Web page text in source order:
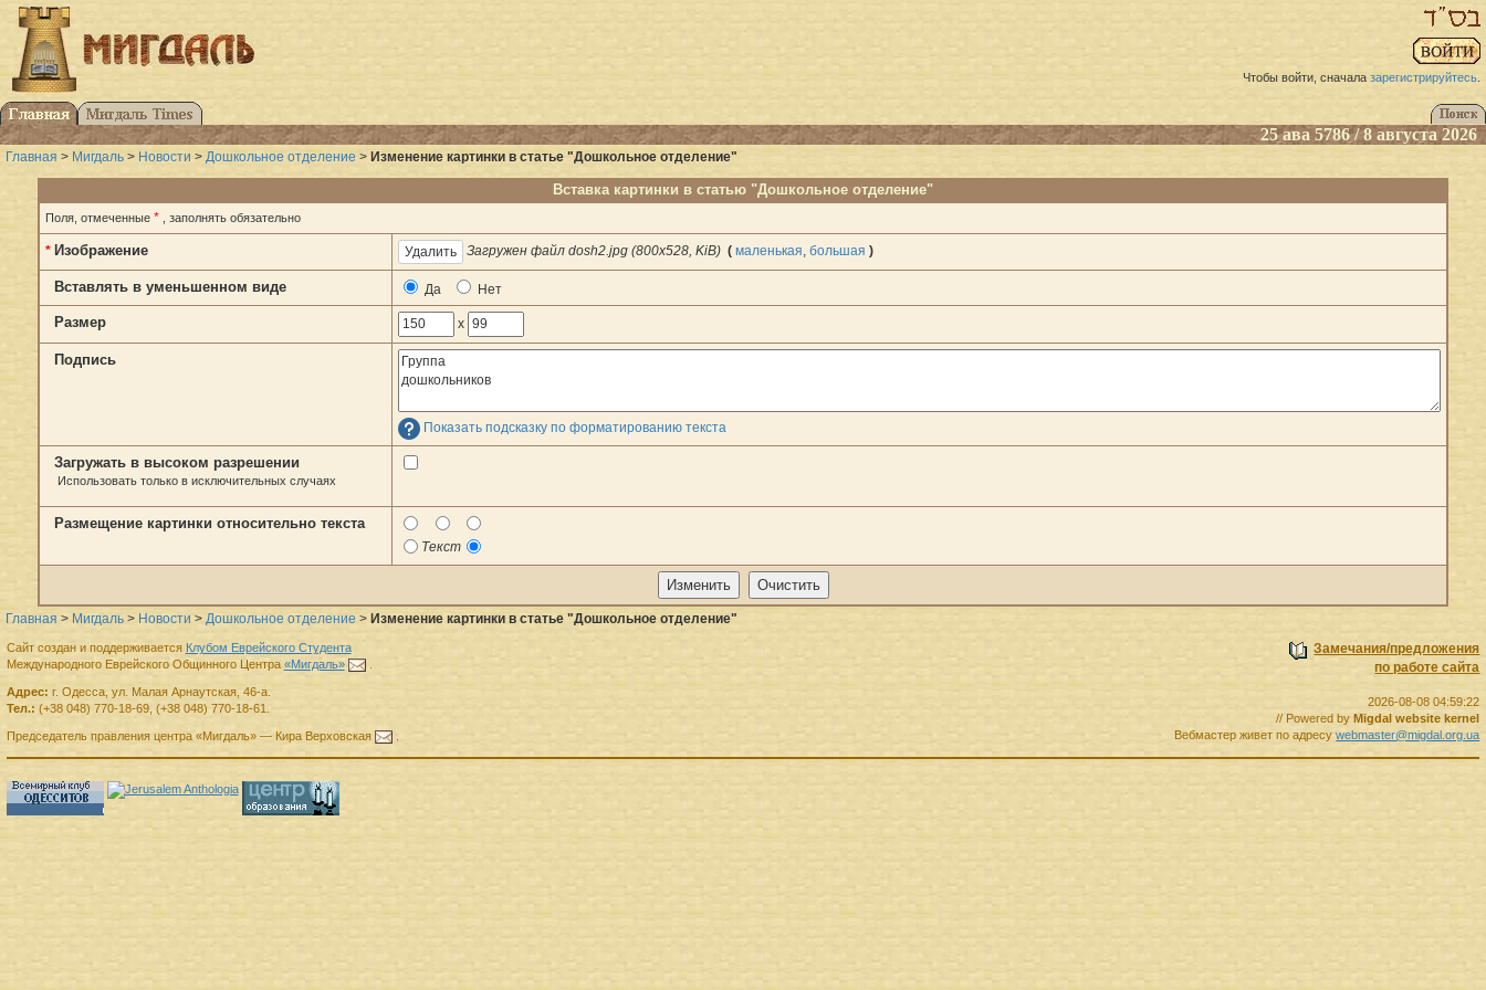
Чтобы войти, сначала зарегистрируйтесь.
25 ава 5786 / 8 августа 2026
Главная > Мигдаль > Новости > Дошкольное отделение > Изменение картинки в статье "Дошкольное отделение"
Вставка картинки в статью "Дошкольное отделение"
Поля, отмеченные * , заполнять обязательно
* Изображение Загружен файл dosh2.jpg (800x528, KiB) ( маленькая, большая )
Вставлять в уменьшенном виде Да Нет
Размер x
Подпись
Показать подсказку по форматированию текста
Загружать в высоком разрешении
Использовать только в исключительных случаях
Размещение картинки относительно текста
Текст
Главная > Мигдаль > Новости > Дошкольное отделение > Изменение картинки в статье "Дошкольное отделение"
Замечания/предложения
по работе сайта
2026-08-08 04:59:22
// Powered byMigdal website kernel
Вебмастер живет по адресуwebmaster@migdal.org.ua
Сайт создан и поддерживается Клубом Еврейского Студента
Международного Еврейского Общинного Центра «Мигдаль» .
Адрес: г. Одесса, ул. Малая Арнаутская, 46-а.
Тел.: (+38 048) 770-18-69, (+38 048) 770-18-61
Председатель правленияцентра «Мигдаль»— Кира Верховская .